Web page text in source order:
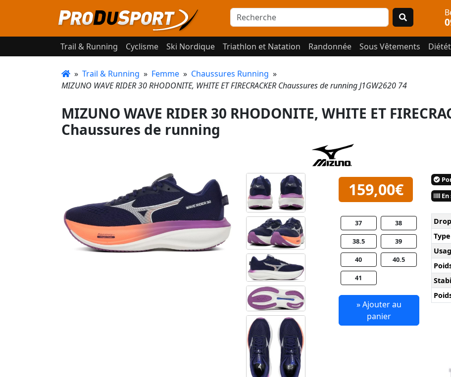
Trail & Running Cyclisme Ski Nordique Triathlon et Natation Randonnée Sous Vêtements
» Trail & Running » Femme » Chaussures Running »
MIZUNO WAVE RIDER 30 RHODONITE, WHITE ET FIRECRACKER Chaussures de running J1GW2620 74
MIZUNO WAVE RIDER 30 RHODONITE, WHITE ET
Chaussures de running
159,00€
37 38
38.5 39
40 40.5
41
» Ajouter au
panier
En
Drop